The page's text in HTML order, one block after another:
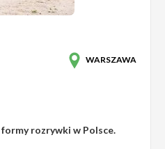
WARSZAWA
rozrywki w Polsce.